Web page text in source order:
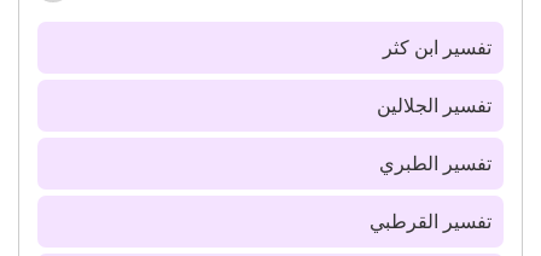
تفسير ابن كثر
تفسير الجلالين
تفسير الطبري
تفسير القرطبي